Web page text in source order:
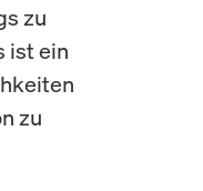
zu
ist ein
zu